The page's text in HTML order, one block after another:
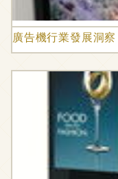
廣告機行業發展洞